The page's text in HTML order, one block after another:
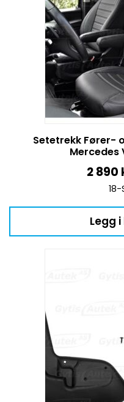
Setetrekk Fører-
Mercedes
2 890
18-
Legg